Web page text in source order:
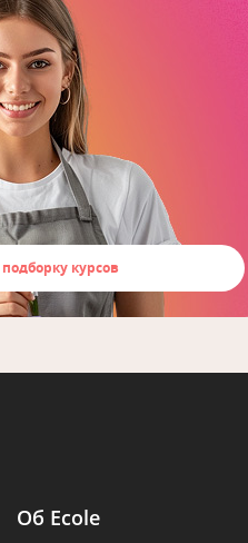
курсов
Об Ecole